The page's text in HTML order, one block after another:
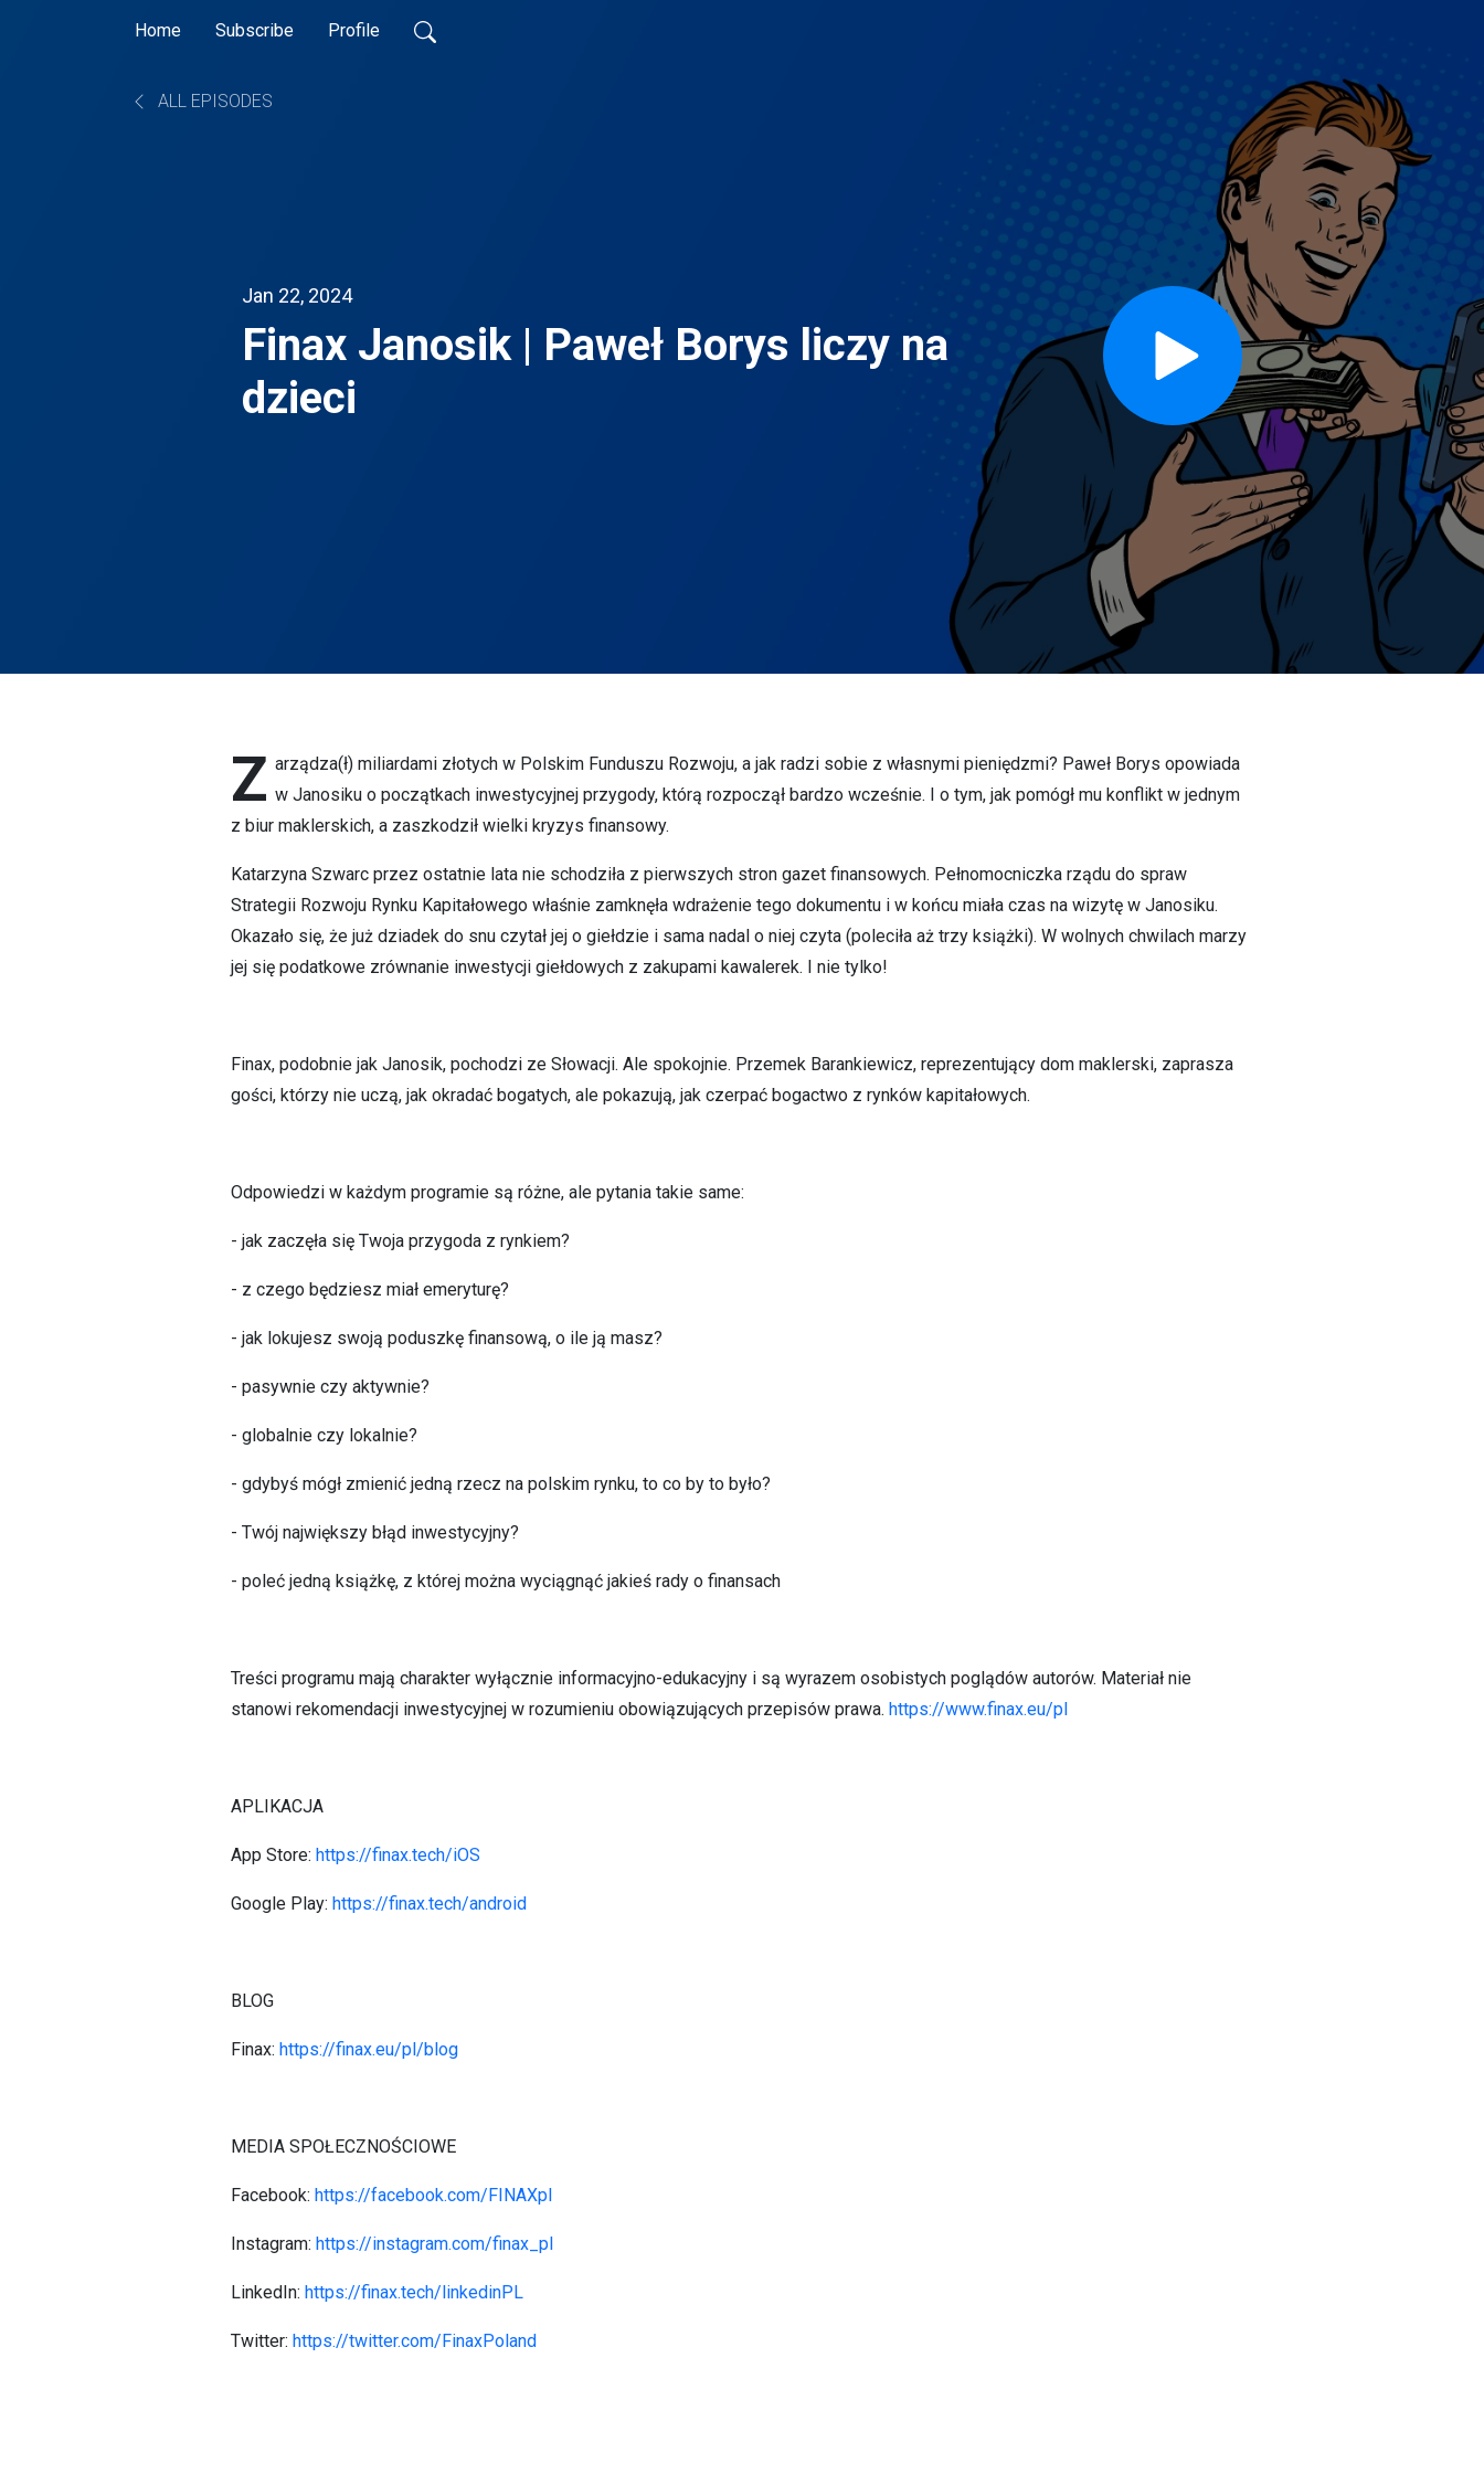
Home Subscribe Profile
ALL EPISODES
Jan 22, 2024
Finax Janosik | Paweł Borys liczy na
dzieci
Z arządza(ł) miliardami złotych w Polskim Funduszu Rozwoju, a jak radzi sobie z własnymi pieniędzmi? Paweł Borys opowiada
w Janosiku o początkach inwestycyjnej przygody, którą rozpoczął bardzo wcześnie. I o tym, jak pomógł mu konflikt w jednym
z biur maklerskich, a zaszkodził wielki kryzys finansowy.
Katarzyna Szwarc przez ostatnie lata nie schodziła z pierwszych stron gazet finansowych. Pełnomocniczka rządu do spraw
Strategii Rozwoju Rynku Kapitałowego właśnie zamknęła wdrażenie tego dokumentu i w końcu miała czas na wizytę w Janosiku.
Okazało się, że już dziadek do snu czytał jej o giełdzie i sama nadal o niej czyta (poleciła aż trzy książki). W wolnych chwilach marzy
jej się podatkowe zrównanie inwestycji giełdowych z zakupami kawalerek. I nie tylko!
Finax, podobnie jak Janosik, pochodzi ze Słowacji. Ale spokojnie. Przemek Barankiewicz, reprezentujący dom maklerski, zaprasza
gości, którzy nie uczą, jak okradać bogatych, ale pokazują, jak czerpać bogactwo z rynków kapitałowych.
Odpowiedzi w każdym programie są różne, ale pytania takie same:
- jak zaczęła się Twoja przygoda z rynkiem?
- z czego będziesz miał emeryturę?
- jak lokujesz swoją poduszkę finansową, o ile ją masz?
- pasywnie czy aktywnie?
- globalnie czy lokalnie?
- gdybyś mógł zmienić jedną rzecz na polskim rynku, to co by to było?
- Twój największy błąd inwestycyjny?
- poleć jedną książkę, z której można wyciągnąć jakieś rady o finansach
Treści programu mają charakter wyłącznie informacyjno-edukacyjny i są wyrazem osobistych poglądów autorów. Materiał nie
stanowi rekomendacji inwestycyjnej w rozumieniu obowiązujących przepisów prawa. https://www.finax.eu/pl
APLIKACJA
App Store: https://finax.tech/iOS
Google Play: https://finax.tech/android
BLOG
Finax: https://finax.eu/pl/blog
MEDIA SPOŁECZNOŚCIOWE
Facebook: https://facebook.com/FINAXpl
Instagram: https://instagram.com/finax_pl
LinkedIn: https://finax.tech/linkedinPL
Twitter: https://twitter.com/FinaxPoland